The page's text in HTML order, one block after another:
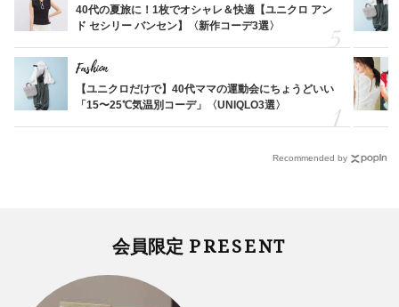
40代の夏旅に！1枚でオシャレ＆快適【ユニクロ アン
ド セシリー バンセン】〈新作コーデ3選〉
Fashion
【ユニクロだけで】40代ママの運動会にちょうどいい
「15〜25℃気温別コーデ」〈UNIQLO3選〉
Recommended by
会員限定 PRESENT